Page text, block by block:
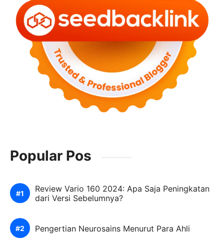
Popular Pos
Review Vario 160 2024: Apa Saja Peningkatan
dari Versi Sebelumnya?
Pengertian Neurosains Menurut Para Ahli